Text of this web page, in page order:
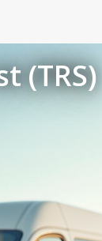
(TRS)